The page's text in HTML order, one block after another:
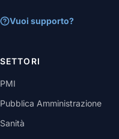
Vuoi supporto?
SETTORI
PMI
Pubblica Amministrazione
Sanità